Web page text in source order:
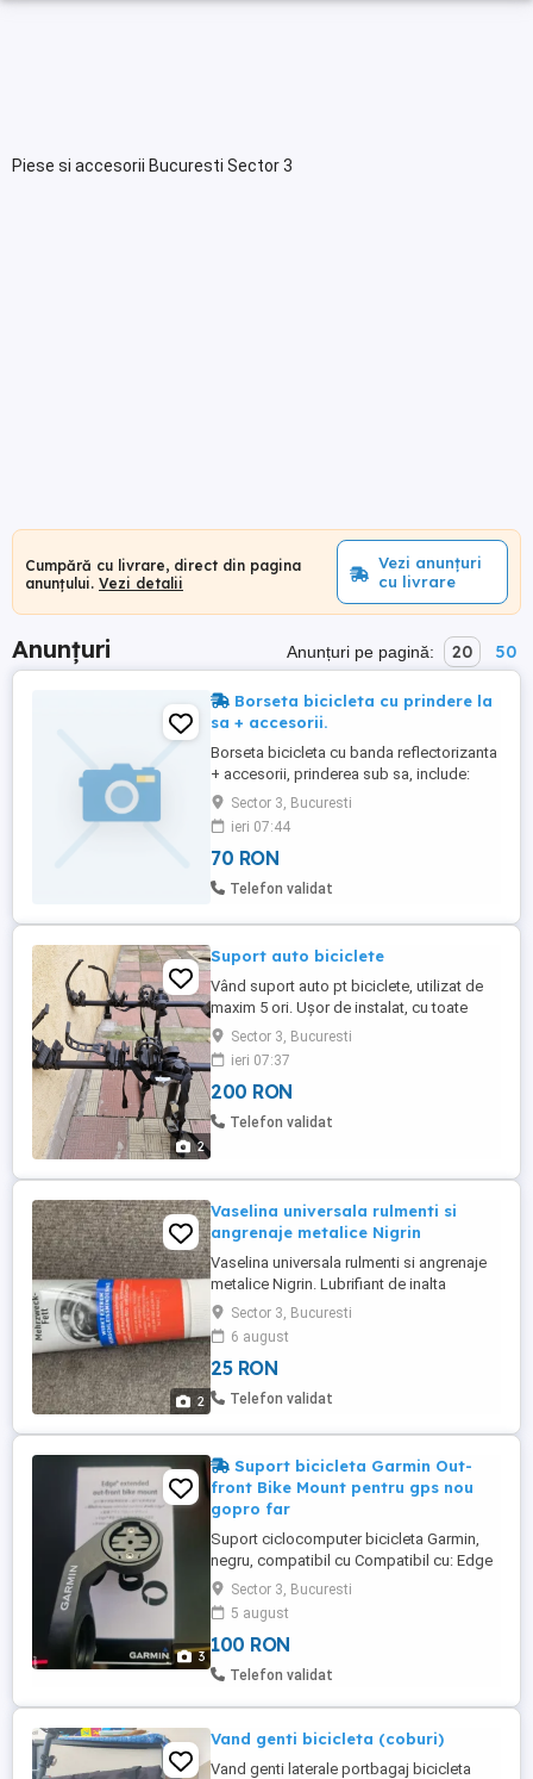
Piese si accesorii Bucuresti Sector 3
Cumpără cu livrare, direct din pagina
anunțului. Vezi detalii
Vezi anunțuri
cu livrare
Anunțuri Anunțuri pe pagină: 20 50
Borseta bicicleta cu prindere la
sa + accesorii.
Borseta bicicleta cu banda reflectorizanta
+ accesorii, prinderea sub sa, include:
1buc. Geanta, 1buc. Chei imbus(2.3.4.5.6.
Surubelnita cap plat. Surubelnita
cruciforma nr. 1), 1buc. glaspapir, 2buc.
Petece rotunde autoadezive, 2buc. Petece
pătrate autoadezive, 1buc. Cheie cu cap
Sector 3, Bucuresti
ieri 07:44
70 RON
Telefon validat
2
Suport auto biciclete
Vând suport auto pt biciclete, utilizat de
maxim 5 ori. Ușor de instalat, cu toate
accesoriile.
Sector 3, Bucuresti
ieri 07:37
200 RON
Telefon validat
2
Vaselina universala rulmenti si
angrenaje metalice Nigrin
Vaselina universala rulmenti si angrenaje
metalice Nigrin. Lubrifiant de inalta
calitate, DIN51802, DIN51825 NLGI 2
Rezista la apa sarata si la temperaturi de +
120 C Contine ingrediente active ce
protejeaza impotriva coroziunii Tub 250gr,
nu contine silicon, rasini, sau grafit
Sector 3, Bucuresti
6 august
25 RON
Telefon validat
3
Suport bicicleta Garmin Out-
front Bike Mount pentru gps nou
gopro far
Suport ciclocomputer bicicleta Garmin,
negru, compatibil cu Compatibil cu: Edge
1040 Edge 1000 Edge 1030 Edge 130
Edge 130 Edge 20 Edge 25 Edge 510 Edge
520 Edge 520 Plus Edge 520 Plus Edge
530 Edge 800 Edge 810 Edge 820 Edge
830 Edge Explore Edge Explore 2 Edge
Sector 3, Bucuresti
5 august
100 RON
Telefon validat
Vand genti bicicleta (coburi)
Vand genti laterale portbagaj bicicleta